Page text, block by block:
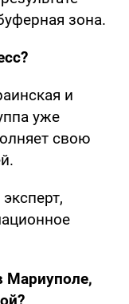
зона.
и
уже
свою
Мариуполе,